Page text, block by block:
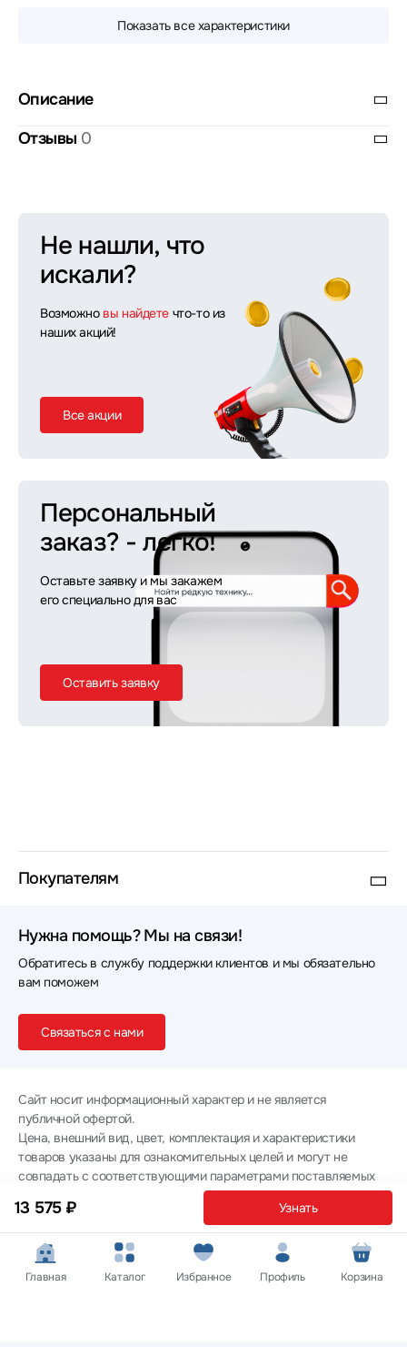
13 575 ₽ Узнать
Показать все характеристики
Описание
Отзывы 0
Не нашли, что
искали?
Возможно вы найдете что-то из
наших акций!
Все акции
Персональный
заказ? - легко!
Оставьте заявку и мы закажем
его специально для вас
Оставить заявку
Покупателям
Нужна помощь? Мы на связи!
Обратитесь в службу поддержки клиентов и мы обязательно
вам поможем
Связаться с нами
Сайт носит информационный характер и не является
публичной офертой.
Цена, внешний вид, цвет, комплектация и характеристики
товаров указаны для ознакомительных целей и могут не
совпадать с соответствующими параметрами поставляемых
товаров - уточняйте информацию у менеджера при
оформлении заказа.
Политика конфиденциальности
© 2012 — 2026 ООО «Эпл Тэк»
Главная Каталог Избранное Профиль Корзина